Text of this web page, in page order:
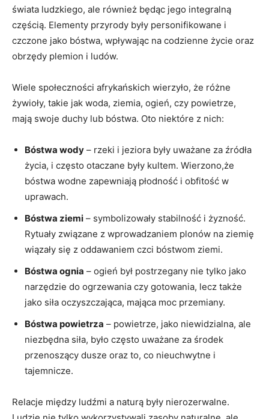
świata ludzkiego, ale również będąc jego integralną
częścią. Elementy przyrody były personifikowane i
czczone jako bóstwa, wpływając na codzienne życie oraz
obrzędy plemion i ludów.
Wiele społeczności afrykańskich wierzyło, że różne
żywioły, takie jak woda, ziemia, ogień, czy powietrze,
mają swoje duchy lub bóstwa. Oto niektóre z nich:
Bóstwa wody – rzeki i jeziora były uważane za źródła
życia, i często otaczane były kultem. Wierzono,że
bóstwa wodne zapewniają płodność i obfitość w
uprawach.
Bóstwa ziemi – symbolizowały stabilność i żyzność.
Rytuały związane z wprowadzaniem plonów na ziemię
wiązały się z oddawaniem czci bóstwom ziemi.
Bóstwa ognia – ogień był postrzegany nie tylko jako
narzędzie do ogrzewania czy gotowania, lecz także
jako siła oczyszczająca, mająca moc przemiany.
Bóstwa powietrza – powietrze, jako niewidzialna, ale
niezbędna siła, było często uważane za środek
przenoszący dusze oraz to, co nieuchwytne i
tajemnicze.
Relacje między ludźmi a naturą były nierozerwalne.